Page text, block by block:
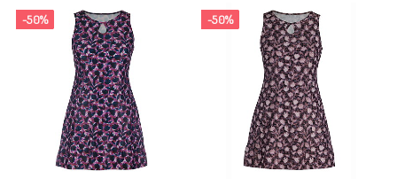
-50% -50%